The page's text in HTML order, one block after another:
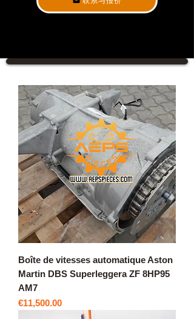
Boîte de vitesses automatique Aston
Martin DBS Superleggera ZF 8HP95
AM7
價格
€11,500.00